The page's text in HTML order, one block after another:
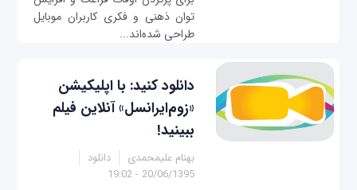
توان ذهنی و فکری کاربران موبایل
طراحی شده‌اند...
دانلود کنید: با اپلیکیشن
«زوم‌ایرانسل» آنلاین فیلم
ببینید!
بهنام علیمحمدی
دانلود
20/06/1395 - 19:02